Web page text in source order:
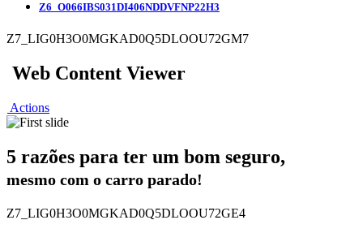
Z6_O066IBS031DI406NDDVFNP22H3
Z7_LIG0H3O0MGKAD0Q5DLOOU72GM7
Web Content Viewer
Actions
5 razões para ter um bom seguro,
mesmo com o carro parado!
Z7_LIG0H3O0MGKAD0Q5DLOOU72GE4